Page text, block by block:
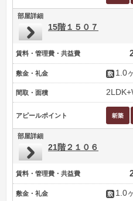
部屋詳細
15階１５０７
賃料・管理費・共益費
敷金・礼金 1.0
間取・面積
アピールポイント
部屋詳細
21階２１０６
賃料・管理費・共益費
敷金・礼金 1.0